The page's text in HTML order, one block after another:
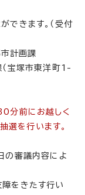
できます。（受付
計画課
宝塚市東洋町1-
分前にお越しく
選を行います。
の審議内容によ
障をきたす行い